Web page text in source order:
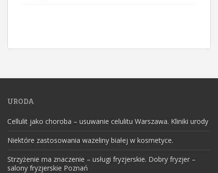
URODA
Cellulit jako choroba – usuwanie celulitu Warszawa. Kliniki urody
Niektóre zastosowania wazeliny białej w kosmetyce.
Strzyżenie ma znaczenie – usługi fryzjerskie. Dobry fryzjer –
salony fryzjerskie Poznań